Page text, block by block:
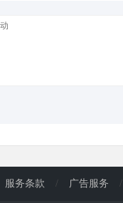
服务条款 / 广告服务 /